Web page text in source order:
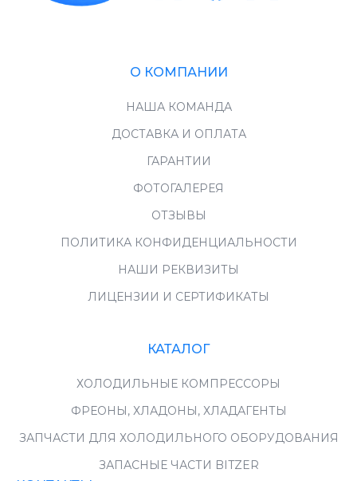
О КОМПАНИИ
НАША КОМАНДА
ДОСТАВКА И ОПЛАТА
ГАРАНТИИ
ФОТОГАЛЕРЕЯ
ОТЗЫВЫ
ПОЛИТИКА КОНФИДЕНЦИАЛЬНОСТИ
НАШИ РЕКВИЗИТЫ
ЛИЦЕНЗИИ И СЕРТИФИКАТЫ
КАТАЛОГ
ХОЛОДИЛЬНЫЕ КОМПРЕССОРЫ
ФРЕОНЫ, ХЛАДОНЫ, ХЛАДАГЕНТЫ
ЗАПЧАСТИ ДЛЯ ХОЛОДИЛЬНОГО ОБОРУДОВАНИЯ
ЗАПАСНЫЕ ЧАСТИ BITZER